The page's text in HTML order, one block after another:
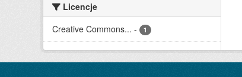
Licencje
Creative Commons... - 1